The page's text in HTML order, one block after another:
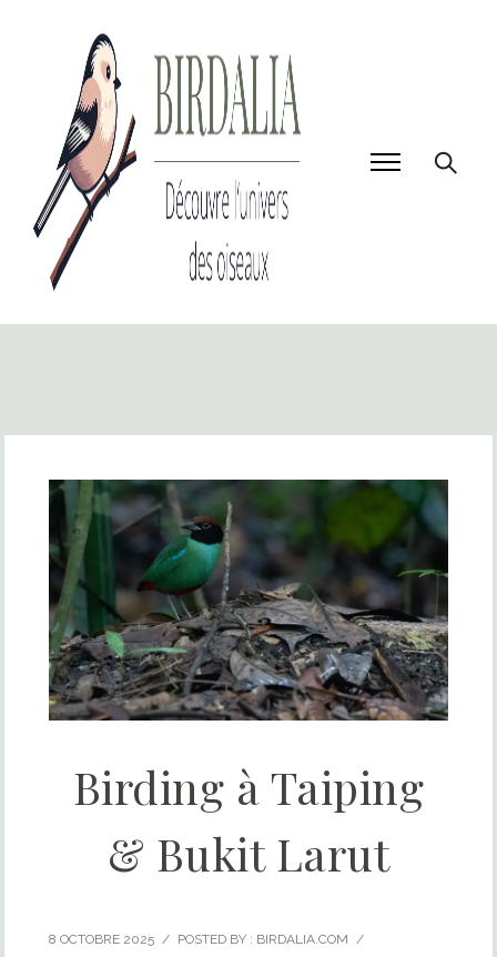
Birding à Taiping
& Bukit Larut
8 OCTOBRE 2025 / POSTED BY : BIRDALIA.COM /